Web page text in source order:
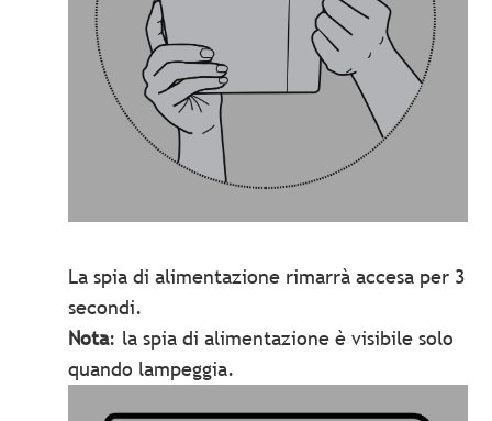
La spia di alimentazione rimarrà accesa per 3
secondi.
Nota: la spia di alimentazione è visibile solo
quando lampeggia.